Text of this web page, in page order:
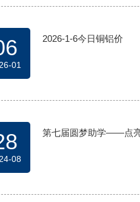
01
2026-1-6今日铜铝价
08
第七届圆梦助学——点